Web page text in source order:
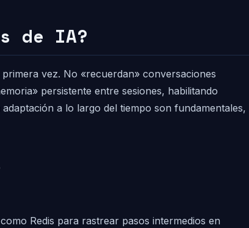
de IA?
vez. No «recuerdan» conversaciones
persistente entre sesiones, habilitando
a lo largo del tiempo son fundamentales,
Redis para rastrear pasos intermedios en